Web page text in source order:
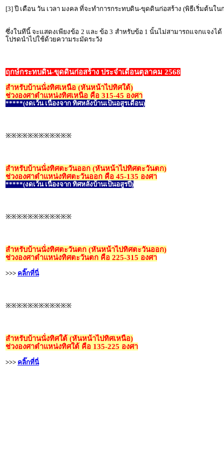
[3] ปี เดือน วัน เวลา มงคล ที่จะทำการกระทบดิน-ขุดดินก่อสร้าง (พิธีเริ่มต้นใน
ซึ่งในทีนี้ จะแสดงเพียงข้อ 2 และ ข้อ 3 สำหรับข้อ 1 นั้นไม่สามารถแจกแจงไ
โปรดนำไปใช้ด้วยความระมัดระวัง
ฤกษ์กระทบดิน-ขุดดินก่อสร้าง ประจำเดือนตุลาคม 2568
สำหรับบ้านนั่งทิศเหนือ (หันหน้าไปทิศใต้)
ช่วงองศาตำแหน่งทิศเหนือ คือ 315-45 องศา
*****(งดเว้น เนื่องจาก ทิศหลังบ้านเป็นอสูรเดือน)
※※※※※※※※※※※※
สำหรับบ้านนั่งทิศตะวันออก (หันหน้าไปทิศตะวันตก)
ช่วงองศาตำแหน่งทิศตะวันออก คือ 45-135 องศา
*****(งดเว้น เนื่องจาก ทิศหลังบ้านเป็นอสูรปี)
※※※※※※※※※※※※
สำหรับบ้านนั่งทิศตะวันตก (หันหน้าไปทิศตะวันออก)
ช่วงองศาตำแหน่งทิศตะวันตก คือ 225-315 องศา
>>> คลิ๊กที่นี่
※※※※※※※※※※※※
สำหรับบ้านนั่งทิศใต้ (หันหน้าไปทิศเหนือ)
ช่วงองศาตำแหน่งทิศใต้ คือ 135-225 องศา
>>> คลิ๊กที่นี่